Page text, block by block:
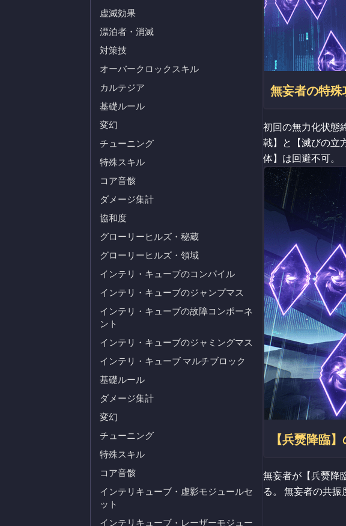
虚滅効果
漂泊者・消滅
対策技
オーバークロックスキル
カルテジア
基礎ルール
変幻
チューニング
特殊スキル
コア音骸
ダメージ集計
協和度
グローリーヒルズ・秘蔵
グローリーヒルズ・領域
インテリ・キューブのコンパイル
インテリ・キューブのジャンプマス
インテリ・キューブの故障コンポーネ
ント
インテリ・キューブのジャミングマス
インテリ・キューブ マルチブロック
基礎ルール
ダメージ集計
変幻
チューニング
特殊スキル
コア音骸
インテリキューブ・虚影モジュールセ
ット
インテリキューブ・レーザーモジュー
無妄者の特
初回の無力化状態
戟】と【滅びの立
体】は回避不可。
【兵燹降臨
無妄者が【兵燹降
る。 無妄者の共